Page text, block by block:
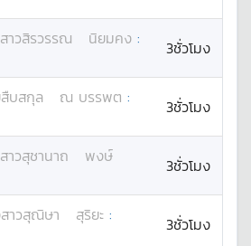
าวสิรวรรณ นิยมคง :
3ชั่วโมง
สืบสกุล ณ บรรพต :
3ชั่วโมง
าวสุชานาถ
พงษ์
3ชั่วโมง
าวสุณิษา สุริยะ :
3ชั่วโมง